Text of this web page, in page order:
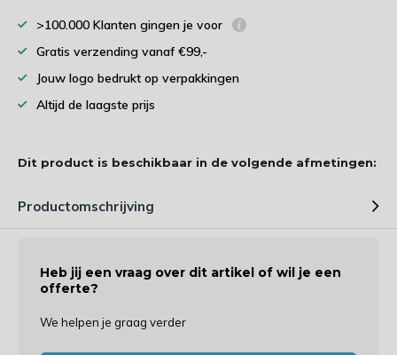
>100.000 Klanten gingen je voor
Gratis verzending vanaf €99,-
Jouw logo bedrukt op verpakkingen
Altijd de laagste prijs
Dit product is beschikbaar in de volgende afmetingen:
Productomschrijving
Heb jij een vraag over dit artikel of wil je een
offerte?
We helpen je graag verder